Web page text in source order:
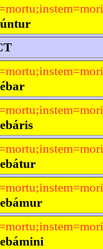
úntur
ébar
ebáris
ebátur
ebámur
ebámini